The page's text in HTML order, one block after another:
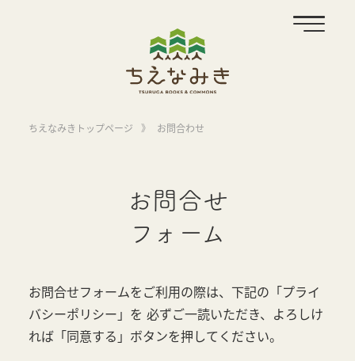
ちえなみきトップページ 》 お問合わせ
お問合せ
フォーム
お問合せフォームをご利用の際は、下記の「プライ
バシーポリシー」を 必ずご一読いただき、よろしけ
れば「同意する」ボタンを押してください。